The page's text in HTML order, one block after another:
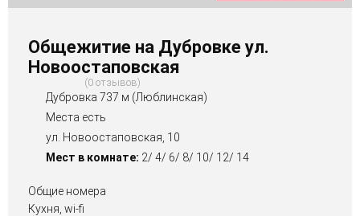
Общежитие на Дубровке ул.
Новоостаповская
0 отзывов
Дубровка 737 м (Люблинская)
Места есть
ул. Новоостаповская, 10
Мест в комнате: 2/ 4/ 6/ 8/ 10/ 12/ 14
Общие номера
Кухня, wi-fi